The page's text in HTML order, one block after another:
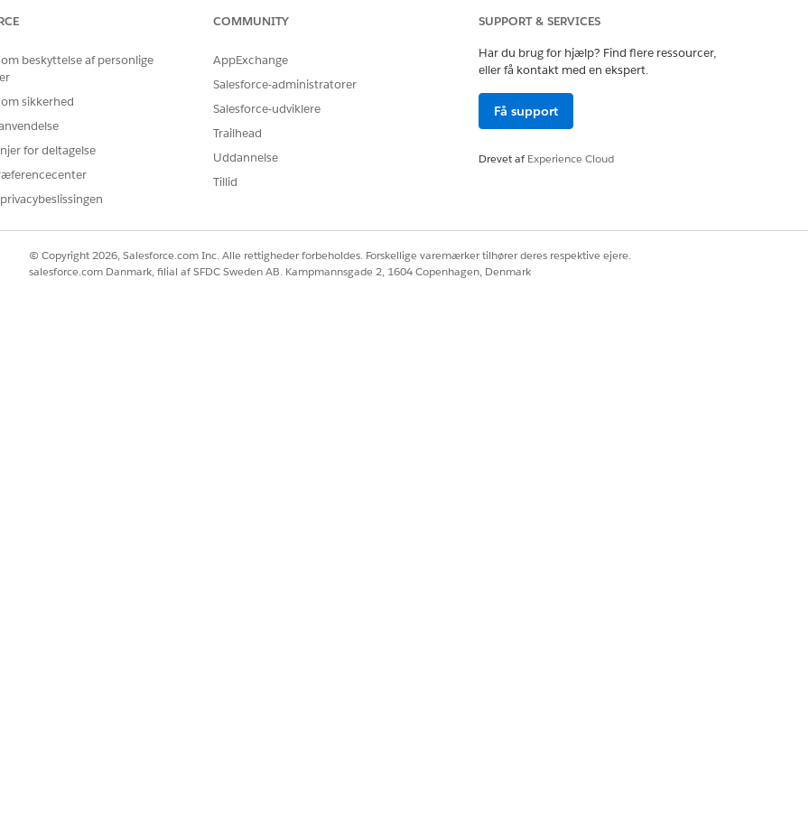
BRUGERTILLADELSER PÅKRÆVET
Tilladelsessættet Offentlig sektoradgang
OG
Tilladelsessættet Einstein for Serviceinnovationer
vælgeOffentlig sektor: Licenser og tilladelser
du vælgeKonti
bekræfte ansvarsfraskrivelsen om brug af AI-genererede svar.
licens og tilladelse.
efter behov.
Beskrivelse, skal du klikke på
igen, skal du klikke på Gå.
beskyttelse af personlige
sikkerhed
for deltagelse
COMMUNITY
AppExchange
Salesforce-administratorer
Salesforce-udviklere
Trailhead
Uddannelse
Tillid
SUPPORT & SERVICES
Har du brug for hjælp? Find flere ressourcer,
eller få kontakt med en ekspert.
Få support
Drevet afExperience Cloud
© Copyright 2026, Salesforce.com Inc. Alle rettigheder forbeholdes. Forskellige varemærker tilhører deres respektive ejere.
salesforce.com Danmark, filial af SFDC Sweden AB. Kampmannsgade 2, 1604 Copenhagen, Denmark